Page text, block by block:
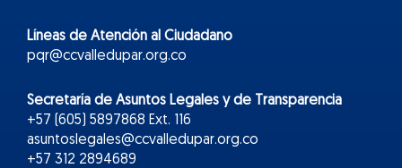
Líneas de Atención al Ciudadano
pqr@ccvalledupar.org.co
Secretaría de Asuntos Legales y de Transparencia
+57 (605) 5897868 Ext. 116
asuntoslegales@ccvalledupar.org.co
+57 312 2894689